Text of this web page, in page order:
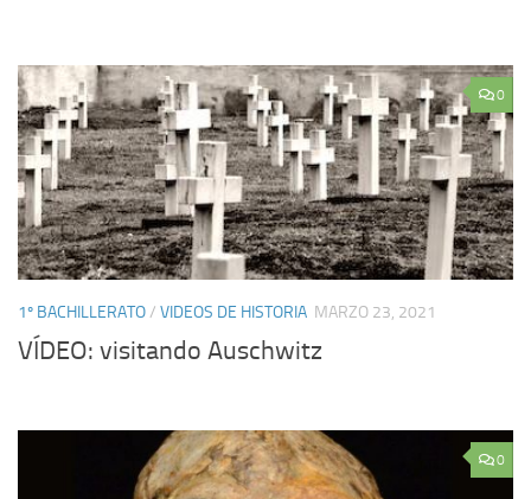
0
1º BACHILLERATO/ VIDEOS DE HISTORIA MARZO 23, 2021
VÍDEO: visitando Auschwitz
0